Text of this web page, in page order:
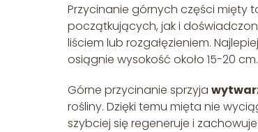
Przycinanie górnych części mięty
początkujących, jak i
liściem lub rozgałęzieniem.
osiągnie wysokość około 15-20 cm.
Górne przycinanie sprzyja
rośliny. Dzięki temu mięta nie
szybciej się regeneruje i